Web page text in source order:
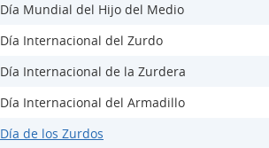
Día Mundial del Hijo del Medio
Día Internacional del Zurdo
Día Internacional de la Zurdera
Día Internacional del Armadillo
Día de los Zurdos